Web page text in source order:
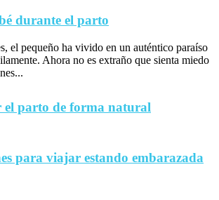
durante el parto
el pequeño ha vivido en un auténtico paraíso
Ahora no es extraño que sienta miedo
el parto de forma natural
para viajar estando embarazada